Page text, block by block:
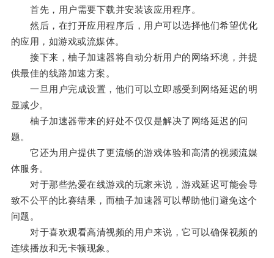
首先，用户需要下载并安装该应用程序。
然后，在打开应用程序后，用户可以选择他们希望优化
的应用，如游戏或流媒体。
接下来，柚子加速器将自动分析用户的网络环境，并提
供最佳的线路加速方案。
一旦用户完成设置，他们可以立即感受到网络延迟的明
显减少。
柚子加速器带来的好处不仅仅是解决了网络延迟的问
题。
它还为用户提供了更流畅的游戏体验和高清的视频流媒
体服务。
对于那些热爱在线游戏的玩家来说，游戏延迟可能会导
致不公平的比赛结果，而柚子加速器可以帮助他们避免这个
问题。
对于喜欢观看高清视频的用户来说，它可以确保视频的
连续播放和无卡顿现象。